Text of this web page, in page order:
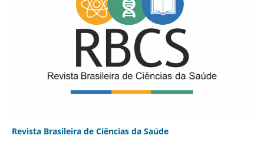
Revista Brasileira de Ciências da Saúde